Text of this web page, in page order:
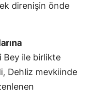
direnişin önde
Bey ile birlikte
Dehliz mevkiinde